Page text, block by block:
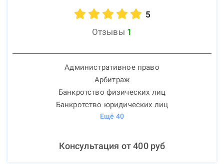
5
Отзывы 1
Административное право
Арбитраж
Банкротство физических лиц
Банкротство юридических лиц
Ещё 40
Консультация от400руб